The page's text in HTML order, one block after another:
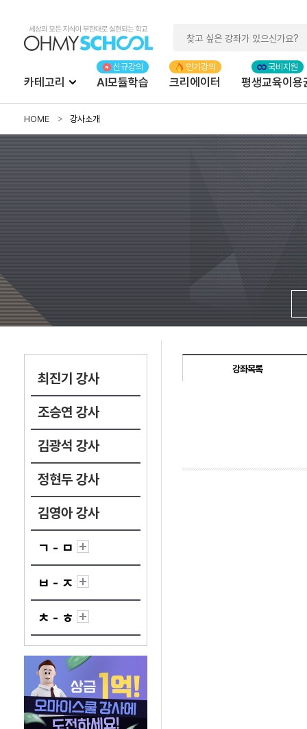
카테고리 AI모듈학습 크리에이터 평생교육이용
HOME 강사소개
최진기 강사
조승연 강사
김광석 강사
정현두 강사
김영아 강사
ㄱ - ㅁ
ㅂ - ㅈ
ㅊ - ㅎ
강좌목록